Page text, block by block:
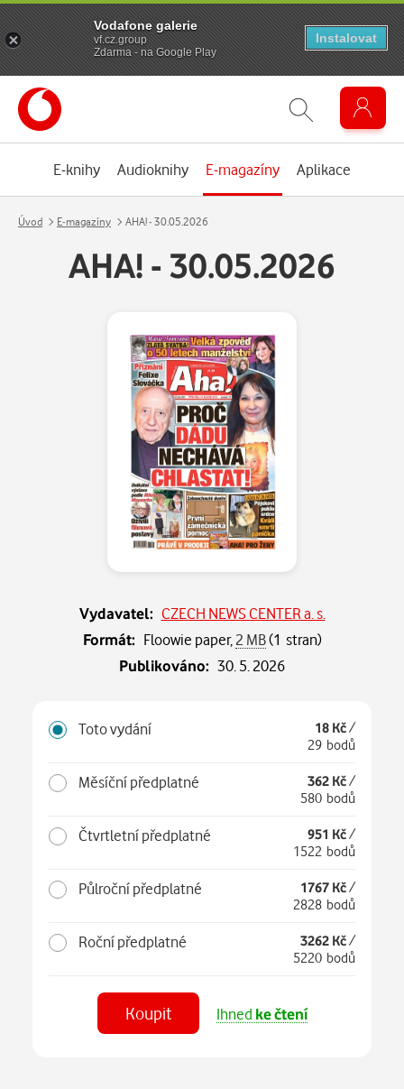
E-knihy Audioknihy E-magazíny Aplikace
Úvod E-magazíny AHA! - 30.05.2026
AHA! - 30.05.2026
Vydavatel: CZECH NEWS CENTER a. s.
Formát: Floowie paper, 2 MB(1 stran)
Publikováno: 30. 5. 2026
Toto vydání 18 Kč/
29 bodů
Měsíční předplatné 362 Kč/
580 bodů
Čtvrtletní předplatné 951 Kč/
1522 bodů
Půlroční předplatné 1767 Kč/
2828 bodů
Roční předplatné 3262 Kč/
5220 bodů
Koupit Ihned ke čtení
Vodafone galerie
vf.cz.group
Zdarma - na Google Play
Instalovat